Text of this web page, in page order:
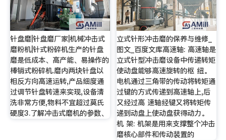
针盘磨|针盘磨厂家|机械冲击式
磨粉机|针式粉碎机生产的针盘
磨是低成本、高产能、易操作的
棒销式粉碎机.磨内两块针盘以
相反方向高速运转,产品细度通
过调节针盘转速来实现,设备清
洗非常方便,物料不宜超过莫氏
硬度3.了解冲击式磨机的参数、
立式针形冲击磨的保养与维修_
图文_百度文库高速轴: 高速轴是
立式针型冲击磨设备中传递转矩
使动盘能够高速旋转的枢 纽。
电机通过三角带的传动将转矩通
过键的方式传递到高速轴上,后
又经过高 速轴经键又将转矩传
递到动盘上使动盘获得动力。
机 架: 机架是用来支撑整个冲击
磨核心部件和传动装置的